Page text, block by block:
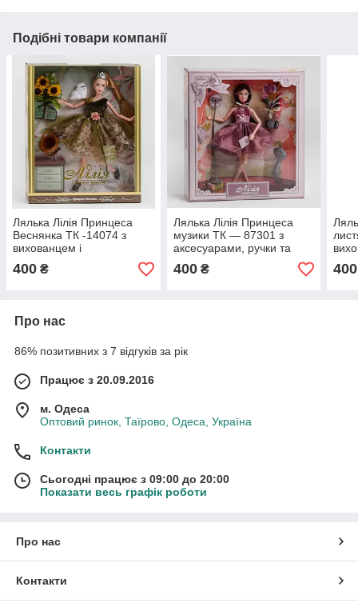
Подібні товари компанії
Лялька Лілія Принцеса
Веснянка ТК -14074 з
вихованцем і
аксесуарами, ручки та
ніжки згинаються
400 ₴
Лялька Лілія Принцеса
музики ТК — 87301 з
аксесуарами, ручки та
ніжки згинаються
400₴ 400
Про нас
86% позитивних з 7 відгуків за рік
Працює з 20.09.2016
м. Одеса
Оптовий ринок, Таїрово, Одеса, Україна
Контакти
Сьогодні працює з 09:00 до 20:00
Показати весь графік роботи
Про нас
Контакти